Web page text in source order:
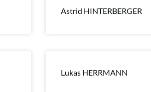
Astrid HINTERBERGER
Lukas HERRMANN